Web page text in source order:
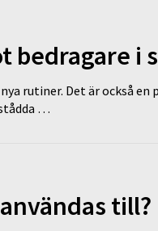
bedragare i
rutiner. Det är också en
…
till?